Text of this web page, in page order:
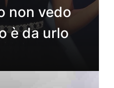
non vedo
è da urlo